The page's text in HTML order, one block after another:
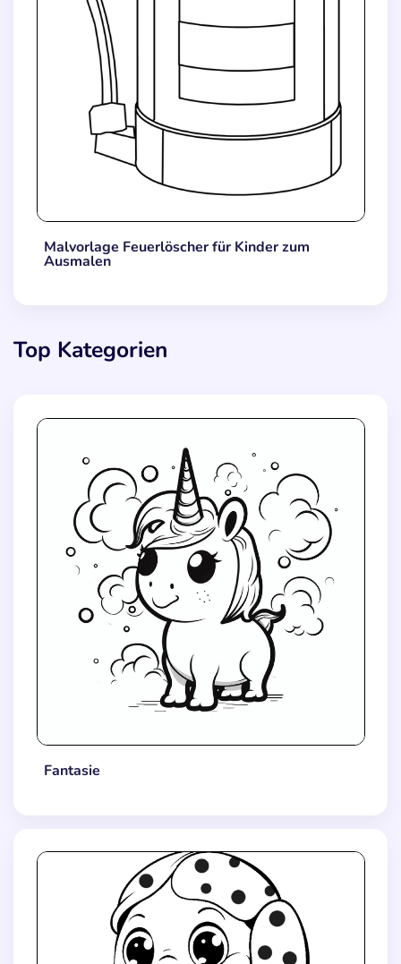
Malvorlage Feuerlöscher für Kinder zum
Ausmalen
Top Kategorien
Fantasie